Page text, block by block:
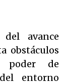
avance
obstáculos
poder de
entorno